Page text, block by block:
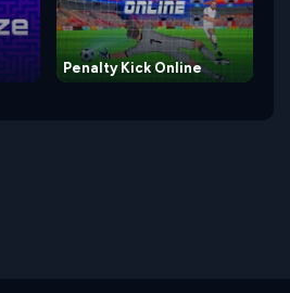
Penalty Kick Online